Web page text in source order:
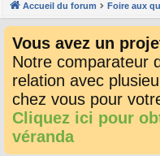
co
ci
u
s
Accueil du forum Foire aux
Vous avez un
Notre comparateur
relation avec
chez vous pour
Cliquez ici pour
véranda